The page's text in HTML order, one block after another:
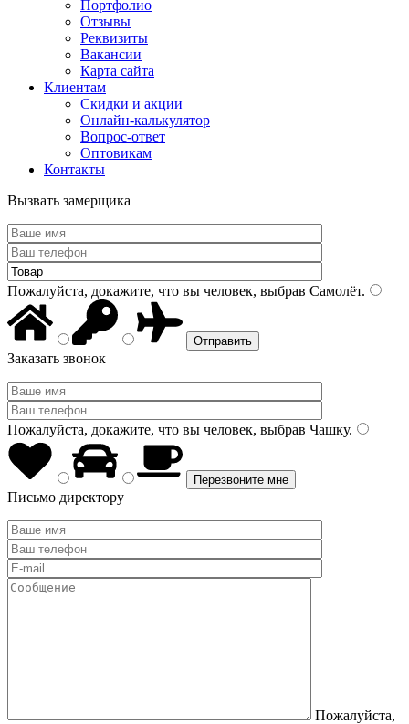
Портфолио
Отзывы
Реквизиты
Вакансии
Карта сайта
Клиентам
Скидки и акции
Онлайн-калькулятор
Вопрос-ответ
Оптовикам
Контакты
Вызвать замерщика
Пожалуйста, докажите, что вы человек, выбрав Самолёт.
Заказать звонок
Пожалуйста, докажите, что вы человек, выбрав Чашку.
Письмо директору
Пожалуйста,